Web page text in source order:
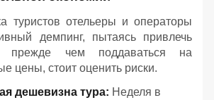
туристов отельеры и операторы
демпинг, пытаясь привлечь
прежде чем поддаваться на
цены, стоит оценить риски.
дешевизна тура: Неделя в